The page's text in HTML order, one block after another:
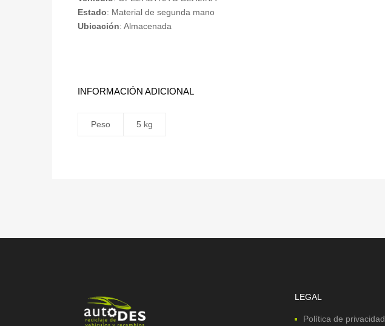
Estado: Material de segunda mano
Ubicación: Almacenada
INFORMACIÓN ADICIONAL
Peso 5 kg
LEGAL
Política de privacidad